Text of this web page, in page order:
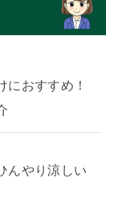
におすすめ！
んやり涼しい